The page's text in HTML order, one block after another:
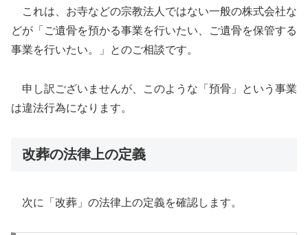
これは、お寺などの宗教法人ではない一般の株式会社な
どが「ご遺骨を預かる事業を行いたい、ご遺骨を保管する
事業を行いたい。」とのご相談です。
申し訳ございませんが、このような「預骨」という事業
は違法行為になります。
改葬の法律上の定義
次に「改葬」の法律上の定義を確認します。